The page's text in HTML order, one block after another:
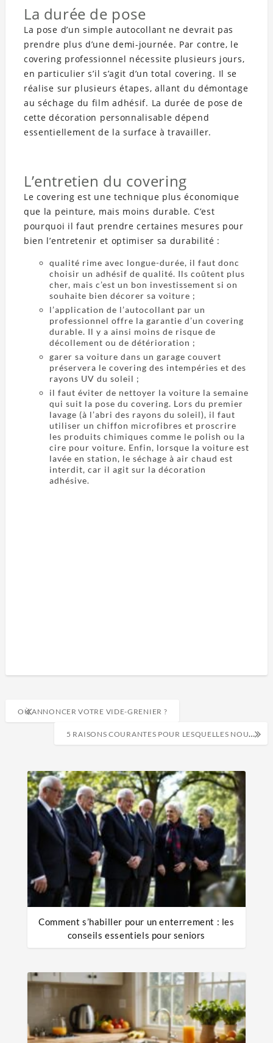
La durée de pose
La pose d’un simple autocollant ne devrait pas
prendre plus d’une demi-journée. Par contre, le
covering professionnel nécessite plusieurs jours,
en particulier s’il s’agit d’un total covering. Il se
réalise sur plusieurs étapes, allant du démontage
au séchage du film adhésif. La durée de pose de
cette décoration personnalisable dépend
essentiellement de la surface à travailler.
L’entretien du covering
Le covering est une technique plus économique
que la peinture, mais moins durable. C’est
pourquoi il faut prendre certaines mesures pour
bien l’entretenir et optimiser sa durabilité :
qualité rime avec longue-durée, il faut donc
choisir un adhésif de qualité. Ils coûtent plus
cher, mais c’est un bon investissement si on
souhaite bien décorer sa voiture ;
l’application de l’autocollant par un
professionnel offre la garantie d’un covering
durable. Il y a ainsi moins de risque de
décollement ou de détérioration ;
garer sa voiture dans un garage couvert
préservera le covering des intempéries et des
rayons UV du soleil ;
il faut éviter de nettoyer la voiture la semaine
qui suit la pose du covering. Lors du premier
lavage (à l’abri des rayons du soleil), il faut
utiliser un chiffon microfibres et proscrire
les produits chimiques comme le polish ou la
cire pour voiture. Enfin, lorsque la voiture est
lavée en station, le séchage à air chaud est
interdit, car il agit sur la décoration
adhésive.
OÙ ANNONCER VOTRE VIDE-GRENIER ?
5 RAISONS COURANTES POUR LESQUELLES NOUS VOYONS DES PATIENTS POUR DES DOULEURS AUX PIEDS
Comment s’habiller pour un enterrement : les
conseils essentiels pour seniors